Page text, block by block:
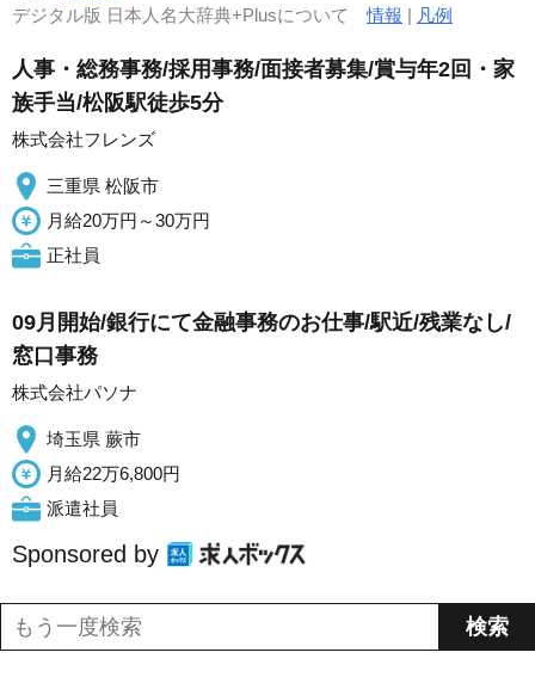
デジタル版 日本人名大辞典+Plusについて情報 | 凡例
人事・総務事務/採用事務/面接者募集/賞与年2回・家
族手当/松阪駅徒歩5分
株式会社フレンズ
三重県 松阪市
月給20万円～30万円
正社員
09月開始/銀行にて金融事務のお仕事/駅近/残業なし/
窓口事務
株式会社パソナ
埼玉県 蕨市
月給22万6,800円
派遣社員
Sponsored by